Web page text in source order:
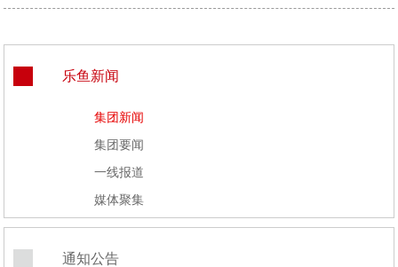
乐鱼新闻
集团新闻
集团要闻
一线报道
媒体聚集
通知公告